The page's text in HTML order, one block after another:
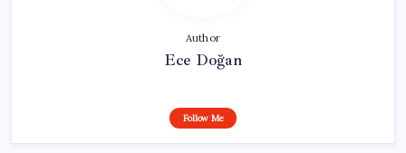
Author
Ece Doğan
Follow Me